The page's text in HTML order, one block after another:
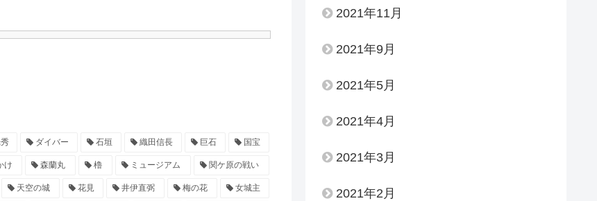
ダイバー 石垣 織田信長 巨石 国宝
け 森蘭丸 櫓 ミュージアム 関ケ原の戦い
天空の城 花見 井伊直弼 梅の花 女城主
2021年11月
2021年9月
2021年5月
2021年4月
2021年3月
2021年2月